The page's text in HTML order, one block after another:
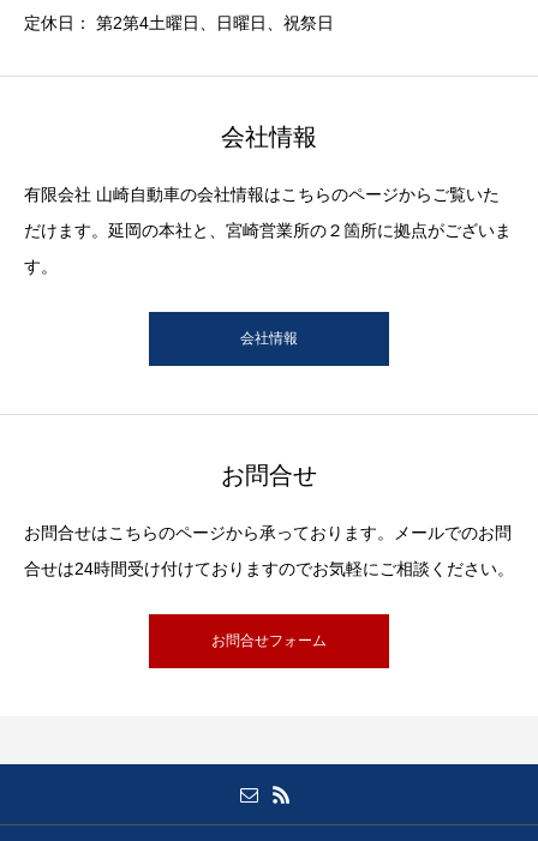
定休日： 第2第4土曜日、日曜日、祝祭日
会社情報
有限会社 山崎自動車の会社情報はこちらのページからご覧いた
だけます。延岡の本社と、宮崎営業所の２箇所に拠点がございま
す。
会社情報
お問合せ
お問合せはこちらのページから承っております。メールでのお問
合せは24時間受け付けておりますのでお気軽にご相談ください。
お問合せフォーム